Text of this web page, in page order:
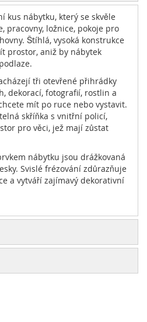
kus nábytku, který se skvěle
pracovny, ložnice, pokoje pro
Štíhlá, vysoká konstrukce
prostor, aniž by nábytek
tři otevřené přihrádky
dekorací, fotografií, rostlin a
mít po ruce nebo vystavit.
skříňka s vnitřní policí,
pro věci, jež mají zůstat
nábytku jsou drážkovaná
Svislé frézování zdůrazňuje
a vytváří zajímavý dekorativní
– použitý systém Push
kovových nožkách o výšce 15
nábytku vizuální lehkost
podlahy v čistotě, a to i